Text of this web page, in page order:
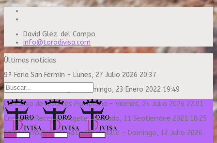
David Glez. del Campo
info@torodivisa.com
Últimas noticias
9ª Feria San Fermin - Lunes, 27 Julio 2026 20:37
Capea Sanse Domingo
Domingo, 23 Enero 2022 19:49
Concurso de recortes Pamplona - Viernes, 24 Julio 2026 22:01
Concurso Recortes Algete-Sábado, 11 Septiembre 2021 18:25
6º Encierro Pamplona La Palmosilla - Domingo, 12 Julio 2026